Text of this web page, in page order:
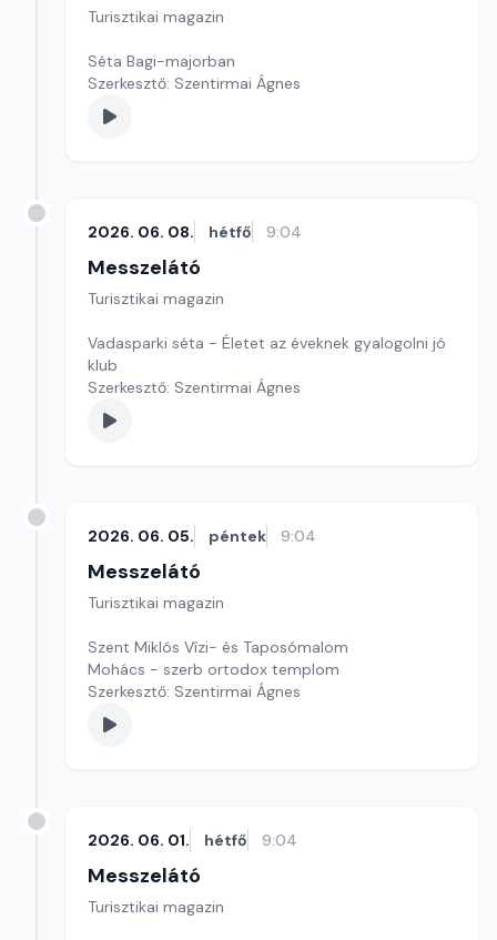
Turisztikai magazin
Séta Bagi-majorban
Szerkesztő: Szentirmai Ágnes
2026. 06. 08. hétfő 9:04
Messzelátó
Turisztikai magazin
Vadasparki séta - Életet az éveknek gyalogolni jó
klub
Szerkesztő: Szentirmai Ágnes
2026. 06. 05. péntek 9:04
Messzelátó
Turisztikai magazin
Szent Miklós Vízi- és Taposómalom
Mohács - szerb ortodox templom
Szerkesztő: Szentirmai Ágnes
2026. 06. 01. hétfő 9:04
Messzelátó
Turisztikai magazin